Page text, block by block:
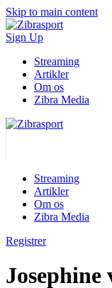
Skip to main content
Sign Up
Streaming
Artikler
Om os
Zibra Media
Streaming
Artikler
Om os
Zibra Media
Registrer